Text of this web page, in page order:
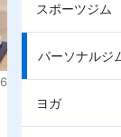
スポーツジム
パーソナルジ
ヨガ